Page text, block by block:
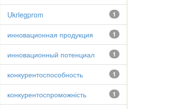
1
Ukrlegprom
1
инновационная продукция
1
инновационный потенциал
1
конкурентоспособность
1
конкурентоспроможність